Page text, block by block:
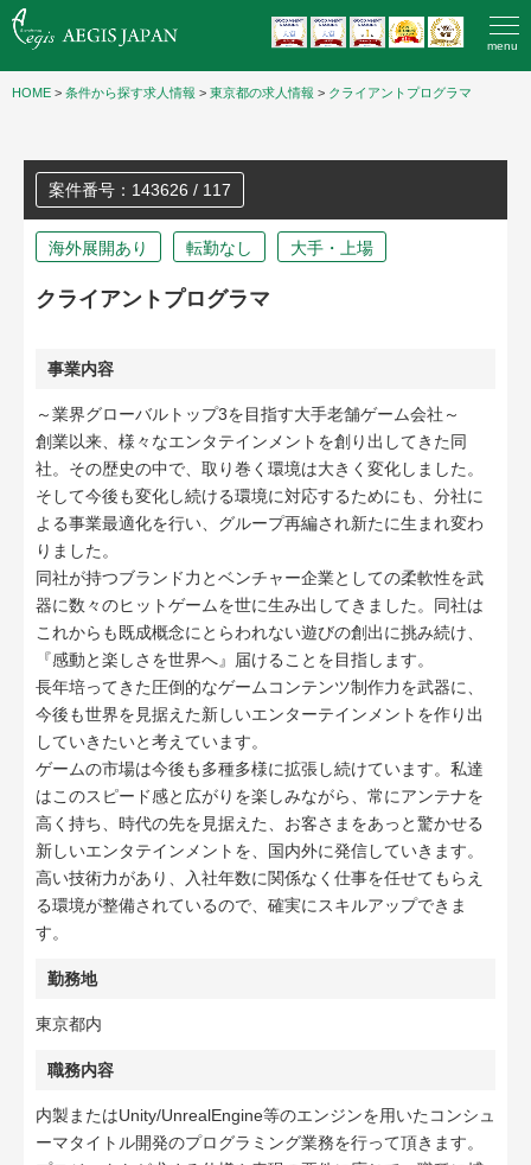
menu
HOME > 条件から探す求人情報 > 東京都の求人情報 > クライアントプログラマ
案件番号：143626 / 117
海外展開あり 転勤なし 大手・上場
クライアントプログラマ
事業内容
～業界グローバルトップ3を目指す大手老舗ゲーム会社～
創業以来、様々なエンタテインメントを創り出してきた同
社。その歴史の中で、取り巻く環境は大きく変化しました。
そして今後も変化し続ける環境に対応するためにも、分社に
よる事業最適化を行い、グループ再編され新たに生まれ変わ
りました。
同社が持つブランド力とベンチャー企業としての柔軟性を武
器に数々のヒットゲームを世に生み出してきました。同社は
これからも既成概念にとらわれない遊びの創出に挑み続け、
『感動と楽しさを世界へ』届けることを目指します。
長年培ってきた圧倒的なゲームコンテンツ制作力を武器に、
今後も世界を見据えた新しいエンターテインメントを作り出
していきたいと考えています。
ゲームの市場は今後も多種多様に拡張し続けています。私達
はこのスピード感と広がりを楽しみながら、常にアンテナを
高く持ち、時代の先を見据えた、お客さまをあっと驚かせる
新しいエンタテインメントを、国内外に発信していきます。
高い技術力があり、入社年数に関係なく仕事を任せてもらえ
る環境が整備されているので、確実にスキルアップできま
す。
勤務地
東京都内
職務内容
内製またはUnity/UnrealEngine等のエンジンを用いたコンシュ
ーマタイトル開発のプログラミング業務を行って頂きます。